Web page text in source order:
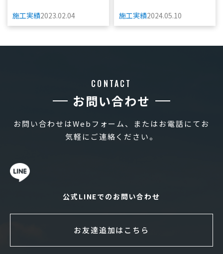
施工実績2023.02.04 施工実績2024.05.10
CONTACT
お問い合わせ
お問い合わせはWebフォーム、またはお電話にてお
気軽にご連絡ください。
公式LINEでのお問い合わせ
お友達追加はこちら